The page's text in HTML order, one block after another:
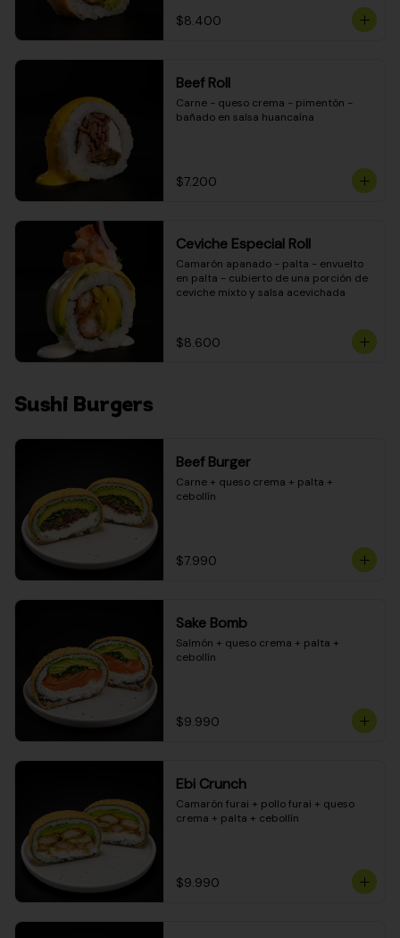
$8.400
Beef Roll
Carne - queso crema - pimentón -
bañado en salsa huancaína
$7.200
Ceviche Especial Roll
Camarón apanado - palta - envuelto
en palta - cubierto de una porción de
ceviche mixto y salsa acevichada
$8.600
Sushi Burgers
Beef Burger
Carne + queso crema + palta +
cebollín
$7.990
Sake Bomb
Salmón + queso crema + palta +
cebollín
$9.990
Ebi Crunch
Camarón furai + pollo furai + queso
crema + palta + cebollín
$9.990